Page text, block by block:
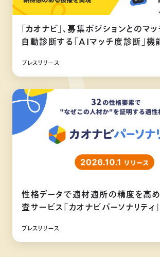
「カオナビ」、募集ポジションとのマ
自動診断する「AIマッチ度診断」機
プレスリリース
性格データで適材適所の精度を高
査サービス「カオナビパーソナリテ
プレスリリース